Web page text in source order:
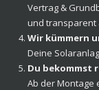
Vertrag &
und transparent
Wir kümmern
Deine
Du bekommst
Ab der Montage